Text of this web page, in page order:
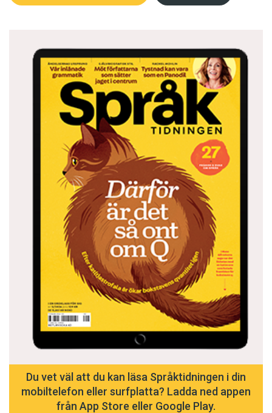
Du vet väl att du kan läsa Språktidningen i din
mobiltelefon eller surfplatta? Ladda ned appen
från App Store eller Google Play.